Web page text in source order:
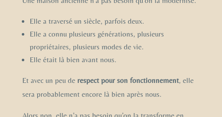
Elle a traversé un siècle, parfois deux.
Elle a connu plusieurs générations, plusieurs
propriétaires, plusieurs modes de vie.
Elle était là bien avant nous.
Et avec un peu de respect pour son fonctionnement, elle
sera probablement encore là bien après nous.
Alors non, elle n’a pas besoin qu’on la transforme en